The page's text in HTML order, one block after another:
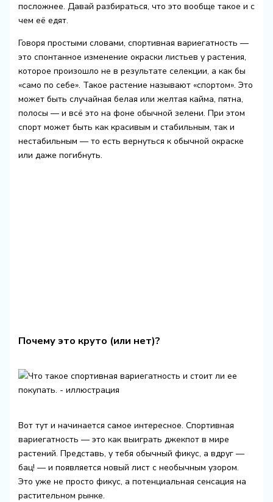
посложнее. Давай разбираться, что это вообще такое и с
чем её едят.
Говоря простыми словами, спортивная вариегатность —
это спонтанное изменение окраски листьев у растения,
которое произошло не в результате селекции, а как бы
«само по себе». Такое растение называют «спортом». Это
может быть случайная белая или желтая кайма, пятна,
полосы — и всё это на фоне обычной зелени. При этом
спорт может быть как красивым и стабильным, так и
нестабильным — то есть вернуться к обычной окраске
или даже погибнуть.
Почему это круто (или нет)?
Вот тут и начинается самое интересное. Спортивная
вариегатность — это как выиграть джекпот в мире
растений. Представь, у тебя обычный фикус, а вдруг —
бац! — и появляется новый лист с необычным узором.
Это уже не просто фикус, а потенциальная сенсация на
растительном рынке.